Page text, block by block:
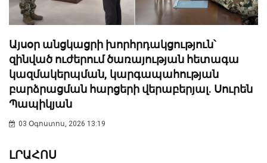
Այսօր անցկացրի խորհրդակցություն՝
զինված ուժերում ծառայության հետագա
կազմակերպման, կարգապահության
բարձրացման հարցերի վերաբերյալ. Սուրեն
Պապիկյան
03 Օգոստոս, 2026 13:19
ԼՐԱՀՈՍ